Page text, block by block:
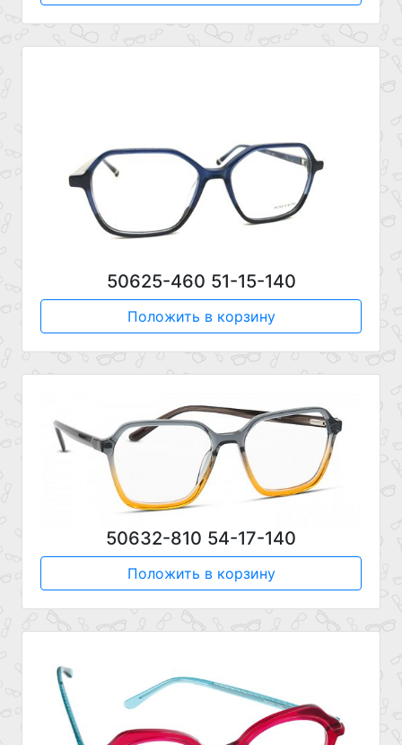
50625-460 51-15-140
Положить в корзину
50632-810 54-17-140
Положить в корзину